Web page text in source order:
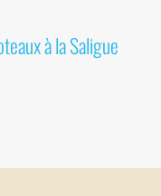
à la Saligue